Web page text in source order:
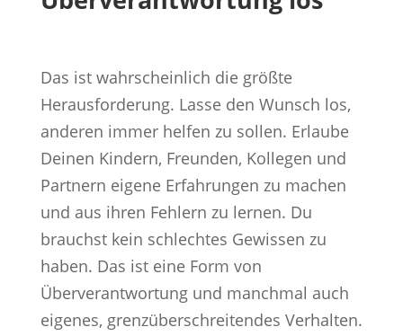
Das ist wahrscheinlich die größte
Herausforderung. Lasse den Wunsch los,
anderen immer helfen zu sollen. Erlaube
Deinen Kindern, Freunden, Kollegen und
Partnern eigene Erfahrungen zu machen
und aus ihren Fehlern zu lernen. Du
brauchst kein schlechtes Gewissen zu
haben. Das ist eine Form von
Überverantwortung und manchmal auch
eigenes, grenzüberschreitendes Verhalten.